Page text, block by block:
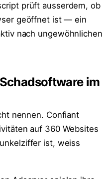
prüft ausserdem, ob
geöffnet ist — ein
nach ungewöhnlichen
im
nennen. Confiant
auf 360 Websites
ist, weiss